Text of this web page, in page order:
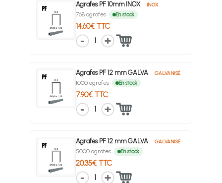
Agrafes PF 10mm INOX INOX
768 agrafes En stock
14.60€ TTC
1
Agrafes PF 12 mm GALVA GALVANISÉ
1000 agrafes En stock
7.90€ TTC
1
Agrafes PF 12 mm GALVA GALVANISÉ
5000 agrafes En stock
20.35€ TTC
1